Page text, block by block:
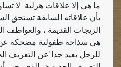
ما هي إلا علاقات هزلية لا
بأن علاقاته السابقة تستحق
الزيجات القديمة ، والعواطف
هي سذاجة طفولية مضحكة عن
للرجل بعيد جدا ًعن التعريف